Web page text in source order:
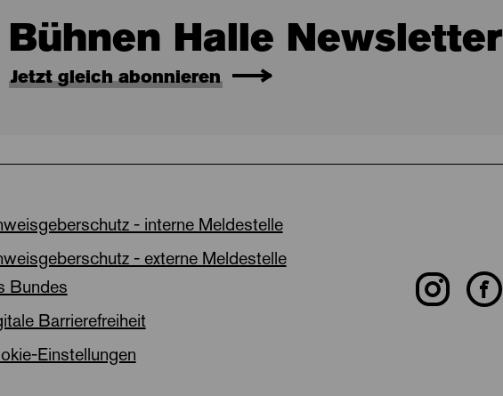
Bühnen Halle Newsletter
Jetzt gleich abonnieren
- interne Meldestelle
- externe Meldestelle
Bundes
Barrierefreiheit
Einstellungen